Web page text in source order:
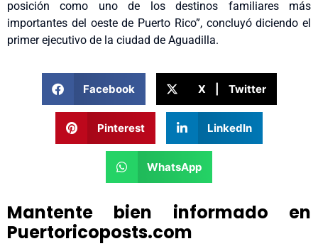
posición como uno de los destinos familiares más
importantes del oeste de Puerto Rico”, concluyó diciendo el
primer ejecutivo de la ciudad de Aguadilla.
Facebook X | Twitter
Pinterest LinkedIn
WhatsApp
Mantente bien informado en
Puertoricoposts.com